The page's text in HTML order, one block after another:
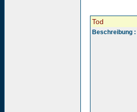
Tod
Beschreibung :